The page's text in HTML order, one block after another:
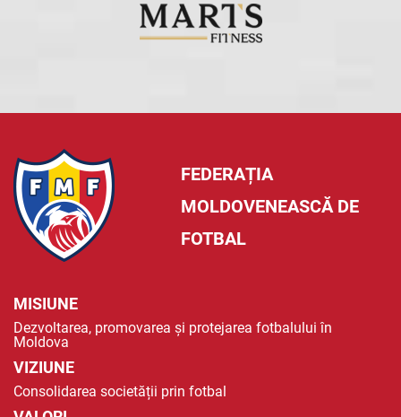
FEDERAȚIA
MOLDOVENEASCĂ DE
FOTBAL
MISIUNE
Dezvoltarea, promovarea și protejarea fotbalului în
Moldova
VIZIUNE
Consolidarea societății prin fotbal